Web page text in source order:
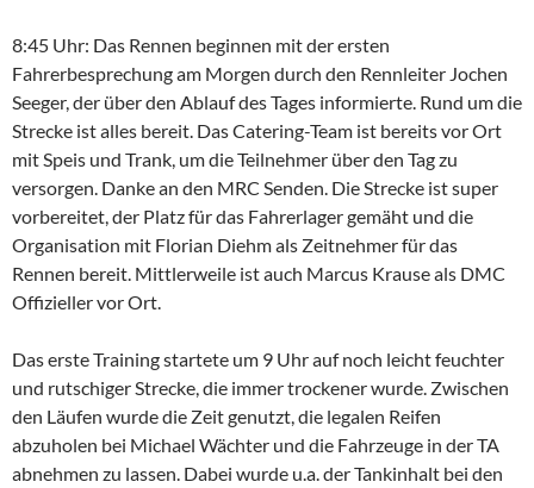
8:45 Uhr: Das Rennen beginnen mit der ersten
Fahrerbesprechung am Morgen durch den Rennleiter Jochen
Seeger, der über den Ablauf des Tages informierte. Rund um die
Strecke ist alles bereit. Das Catering-Team ist bereits vor Ort
mit Speis und Trank, um die Teilnehmer über den Tag zu
versorgen. Danke an den MRC Senden. Die Strecke ist super
vorbereitet, der Platz für das Fahrerlager gemäht und die
Organisation mit Florian Diehm als Zeitnehmer für das
Rennen bereit. Mittlerweile ist auch Marcus Krause als DMC
Offizieller vor Ort.
Das erste Training startete um 9 Uhr auf noch leicht feuchter
und rutschiger Strecke, die immer trockener wurde. Zwischen
den Läufen wurde die Zeit genutzt, die legalen Reifen
abzuholen bei Michael Wächter und die Fahrzeuge in der TA
abnehmen zu lassen. Dabei wurde u.a. der Tankinhalt bei den